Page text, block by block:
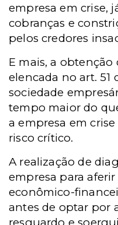
empresa em crise,
cobranças e
pelos credores
E mais, a
elencada no art. 51
sociedade
tempo maior do
a empresa em
risco crítico.
A realização de
empresa para
econômico-
antes de optar por
resguardo e